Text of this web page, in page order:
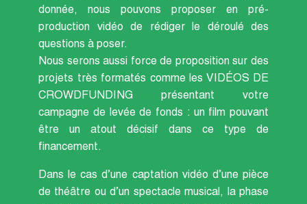
donnée, nous pouvons proposer en pré-
production vidéo de rédiger le déroulé des
questions à poser.
Nous serons aussi force de proposition sur des
projets très formatés comme les VIDÉOS DE
CROWDFUNDING présentant votre
campagne de levée de fonds : un film pouvant
être un atout décisif dans ce type de
financement.
Dans le cas d’une captation vidéo d’une pièce
de théâtre ou d’un spectacle musical, la phase